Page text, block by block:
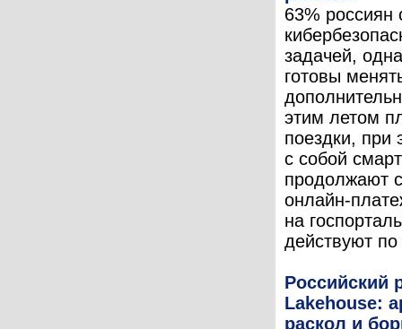
63% россиян
задачей,
готовы
этим летом
поездки, при
с собой
продолжают
онлайн-
на
действуют
Российский
Lakehouse:
раскол и